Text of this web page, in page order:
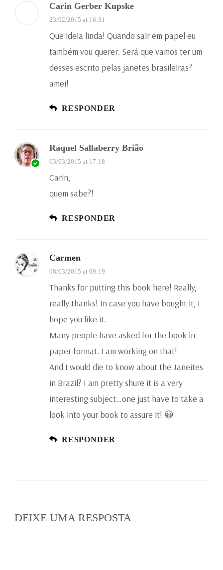
Carin Gerber Kupske
23/02/2015 at 16:31
Que ideia linda! Quando sair em papel eu
também vou querer. Será que vamos ter um
desses escrito pelas janetes brasileiras?
amei!
RESPONDER
Raquel Sallaberry Brião
03/03/2015 at 17:18
Carin,
quem sabe?!
RESPONDER
Carmen
08/03/2015 at 09:19
Thanks for putting this book here! Really,
really thanks! In case you have bought it, I
hope you like it.
Many people have asked for the book in
paper format. I am working on that!
And I would die to know about the Janeites
in Brazil? I am pretty shure it is a very
interesting subject…one just have to take a
look into your book to assure it! 😀
RESPONDER
DEIXE UMA RESPOSTA